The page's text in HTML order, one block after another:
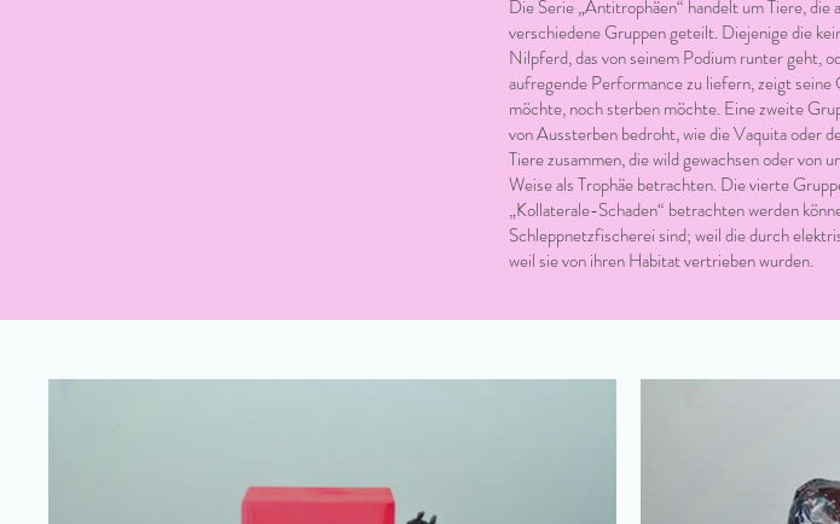
Die Serie „Antitrophäen“ handelt um Tiere,
verschiedene Gruppen geteilt. Diejenige die
Nilpferd, das von seinem Podium runter geht,
aufregende Performance zu liefern, zeigt
möchte, noch sterben möchte. Eine zweite
von Aussterben bedroht, wie die Vaquita oder
Tiere zusammen, die wild gewachsen oder von
Weise als Trophäe betrachten. Die vierte
„Kollaterale-Schaden“ betrachten werden
Schleppnetzfischerei sind; weil die durch
weil sie von ihren Habitat vertrieben wurden.